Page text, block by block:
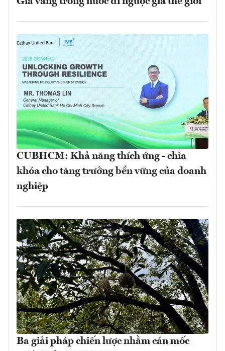
CUBHCM: Khả năng thích ứng - chìa
khóa cho tăng trưởng bền vững của doanh
nghiệp
Ba giải pháp chiến lược nhằm cán mốc